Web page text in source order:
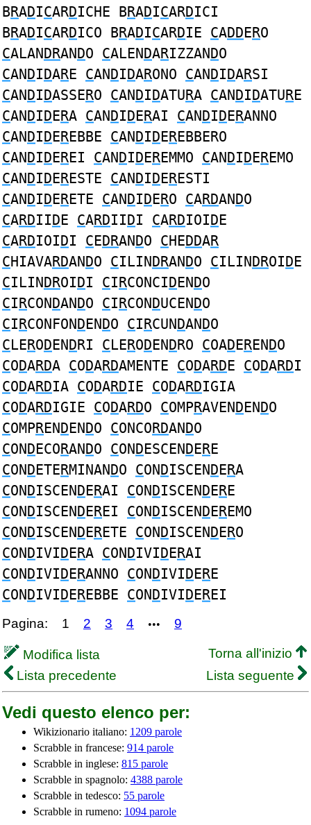
BRADICARDICHE BRADICARDICI
BRADICARDICO BRADICARDIE CADDERO
CALANDRANDO CALENDARIZZANDO
CANDIDARE CANDIDARONO CANDIDARSI
CANDIDASSERO CANDIDATURA CANDIDATURE
CANDIDERA CANDIDERAI CANDIDERANNO
CANDIDEREBBE CANDIDEREBBERO
CANDIDEREI CANDIDEREMMO CANDIDEREMO
CANDIDERESTE CANDIDERESTI
CANDIDERETE CANDIDERO CARDANDO
CARDIIDE CARDIIDI CARDIOIDE
CARDIOIDI CEDRANDO CHEDDAR
CHIAVARDANDO CILINDRANDO CILINDROIDE
CILINDROIDI CIRCONCIDENDO
CIRCONDANDO CIRCONDUCENDO
CIRCONFONDENDO CIRCUNDANDO
CLERODENDRI CLERODENDRO COADERENDO
CODARDA CODARDAMENTE CODARDE CODARDI
CODARDIA CODARDIE CODARDIGIA
CODARDIGIE CODARDO COMPRAVENDENDO
COMPRENDENDO CONCORDANDO
CONDECORANDO CONDESCENDERE
CONDETERMINANDO CONDISCENDERA
CONDISCENDERAI CONDISCENDERE
CONDISCENDEREI CONDISCENDEREMO
CONDISCENDERETE CONDISCENDERO
CONDIVIDERA CONDIVIDERAI
CONDIVIDERANNO CONDIVIDERE
CONDIVIDEREBBE CONDIVIDEREI
Pagina: 1 2 3 4 ••• 9
Modifica lista
Torna all'inizio
Lista precedente
Lista seguente
Vedi questo elenco per:
Wikizionario italiano: 1209 parole
Scrabble in francese: 914 parole
Scrabble in inglese: 815 parole
Scrabble in spagnolo: 4388 parole
Scrabble in tedesco: 55 parole
Scrabble in rumeno: 1094 parole